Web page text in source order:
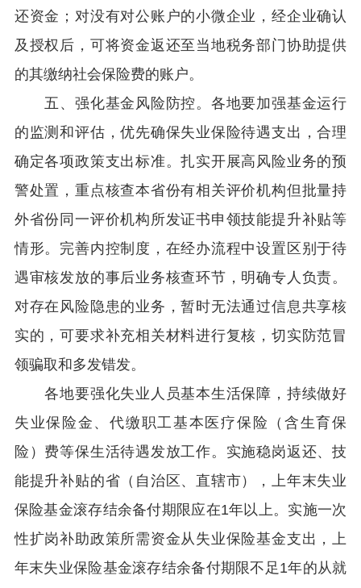
还资金；对没有对公账户的小微企业，经企业确认
及授权后，可将资金返还至当地税务部门协助提供
的其缴纳社会保险费的账户。
五、强化基金风险防控。各地要加强基金运行
的监测和评估，优先确保失业保险待遇支出，合理
确定各项政策支出标准。扎实开展高风险业务的预
警处置，重点核查本省份有相关评价机构但批量持
外省份同一评价机构所发证书申领技能提升补贴等
情形。完善内控制度，在经办流程中设置区别于待
遇审核发放的事后业务核查环节，明确专人负责。
对存在风险隐患的业务，暂时无法通过信息共享核
实的，可要求补充相关材料进行复核，切实防范冒
领骗取和多发错发。
各地要强化失业人员基本生活保障，持续做好
失业保险金、代缴职工基本医疗保险（含生育保
险）费等保生活待遇发放工作。实施稳岗返还、技
能提升补贴的省（自治区、直辖市），上年末失业
保险基金滚存结余备付期限应在1年以上。实施一次
性扩岗补助政策所需资金从失业保险基金支出，上
年末失业保险基金滚存结余备付期限不足1年的从就